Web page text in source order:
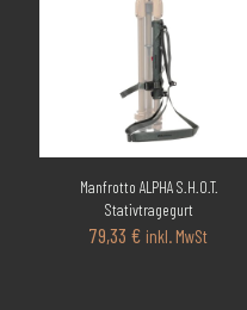
Manfrotto ALPHA S.H.O.T.
Stativtragegurt
79,33€ inkl. MwSt